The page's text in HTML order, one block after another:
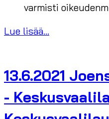
varmisti
Lue lisää...
13.6.2021
-